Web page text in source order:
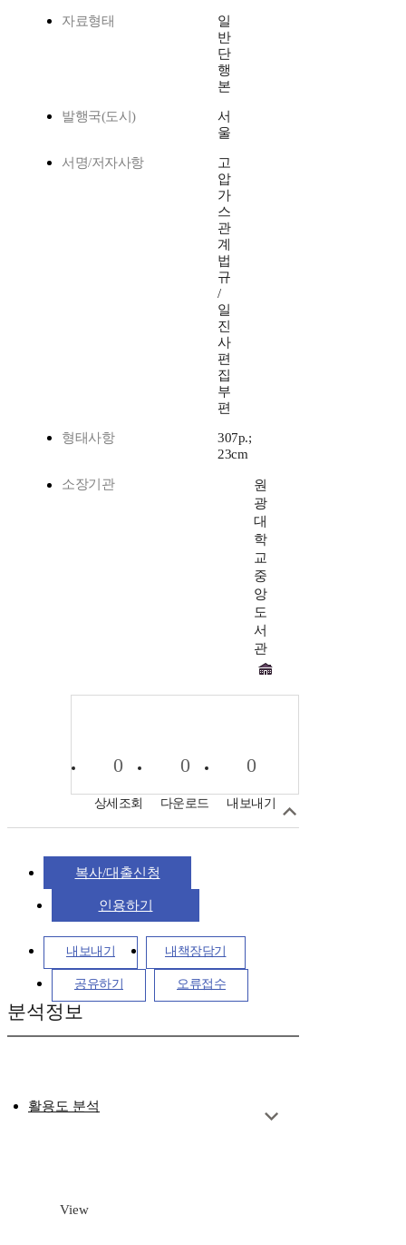
자료형태
일
반
단
행
본
발행국(도시)
서
울
서명/저자사항
고
압
가
스
관
계
법
규
/
일
진
사
편
집
부
편
형태사항
307p.;
23cm
소장기관
원
광
대
학
교
중
앙
도
서
관
0
상세조회
0
다운로드
0
내보내기
복사/대출신청
인용하기
내보내기 내책장담기
공유하기 오류접수
분석정보
활용도 분석
View